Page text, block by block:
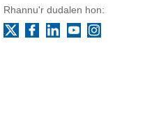
Rhannu'r dudalen hon:
Facebook
LinkedInYouTubeInstagram